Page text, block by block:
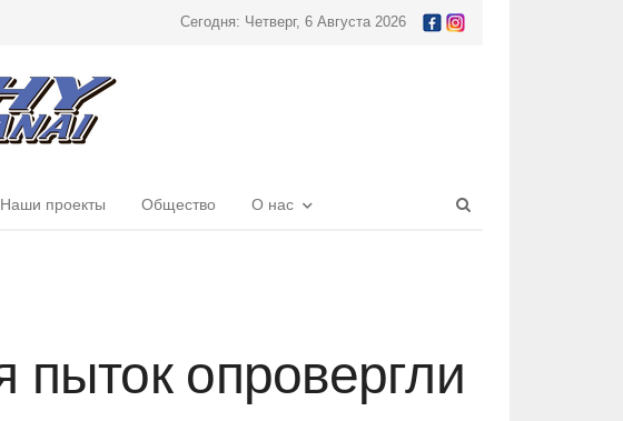
Сегодня: Четверг, 6 Августа 2026
Наши проекты Общество О нас
опровергли